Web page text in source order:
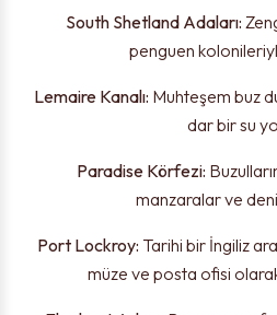
South Shetland Adaları:
penguen
Lemaire Kanalı: Muhteşem buz
dar bir su
Paradise Körfezi:
manzaralar ve
Port Lockroy: Tarihi bir İngiliz
müze ve posta ofisi